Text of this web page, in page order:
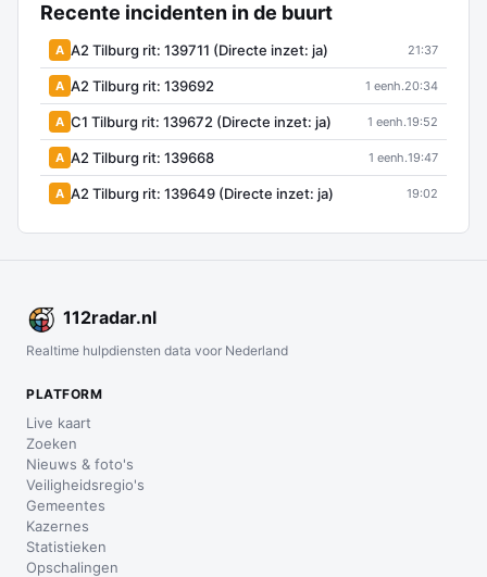
Recente incidenten in de buurt
A A2 Tilburg rit: 139711 (Directe inzet: ja) 21:37
A A2 Tilburg rit: 139692 1 eenh.20:34
A C1 Tilburg rit: 139672 (Directe inzet: ja) 1 eenh.19:52
A A2 Tilburg rit: 139668 1 eenh.19:47
A A2 Tilburg rit: 139649 (Directe inzet: ja) 19:02
112radar.nl
Realtime hulpdiensten data voor Nederland
PLATFORM
Live kaart
Zoeken
Nieuws & foto's
Veiligheidsregio's
Gemeentes
Kazernes
Statistieken
Opschalingen